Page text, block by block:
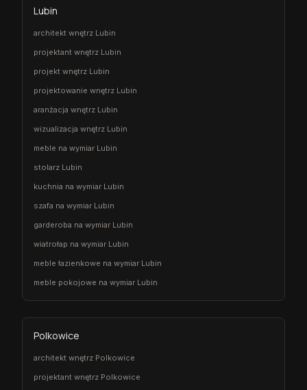
Lubin
architekt wnętrz Lubin
projektant wnętrz Lubin
projekt wnętrz Lubin
projektowanie wnętrz Lubin
aranżacja wnętrz Lubin
wizualizacja wnętrz Lubin
meble na wymiar Lubin
stolarz Lubin
kuchnia na wymiar Lubin
szafa na wymiar Lubin
garderoba na wymiar Lubin
wiatrołap na wymiar Lubin
meble łazienkowe na wymiar Lubin
meble pokojowe na wymiar Lubin
Polkowice
architekt wnętrz Polkowice
projektant wnętrz Polkowice